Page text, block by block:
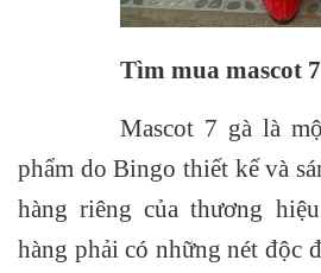
Tìm mua mascot
Mascot 7 gà là
phẩm do Bingo thiết kế và
hàng riêng của thương
hàng phải có những nét độc